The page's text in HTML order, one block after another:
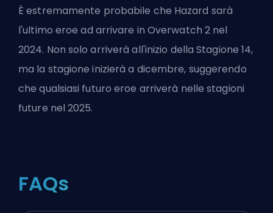
È estremamente probabile che Hazard sarà
l'ultimo eroe ad arrivare in Overwatch 2 nel
2024. Non solo arriverà all'inizio della Stagione 14,
ma la stagione inizierà a dicembre, suggerendo
che qualsiasi futuro eroe arriverà nelle stagioni
future nel 2025.
FAQs